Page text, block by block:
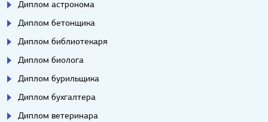
Диплом астронома
Диплом бетонщика
Диплом библиотекаря
Диплом биолога
Диплом бурильщика
Диплом бухгалтера
Диплом ветеринара